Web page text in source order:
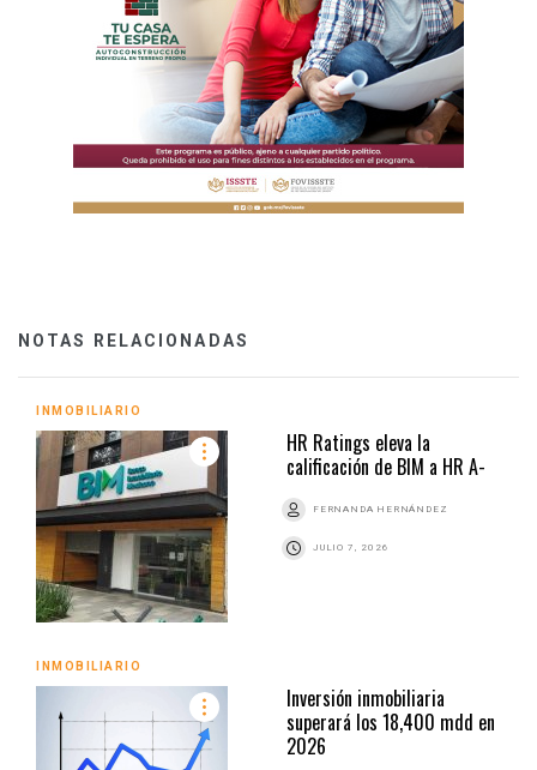
NOTAS RELACIONADAS
INMOBILIARIO
HR Ratings eleva la
calificación de BIM a HR A-
FERNANDA HERNÁNDEZ
JULIO 7, 2026
INMOBILIARIO
Inversión inmobiliaria
superará los 18,400 mdd en
2026